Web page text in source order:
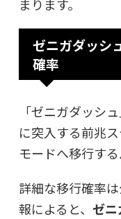
まります。
ゼニガダッシ
確率
「ゼニガダッシ
に突入する前兆
モードへ移行する
詳細な移行確率
報によると、 ゼニ